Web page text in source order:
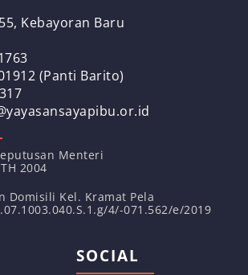
Kebayoran Baru
(Panti Barito)
Menteri
2004
Domisili Kel. Kramat Pela
4/-071.562/e/2019
SOCIAL